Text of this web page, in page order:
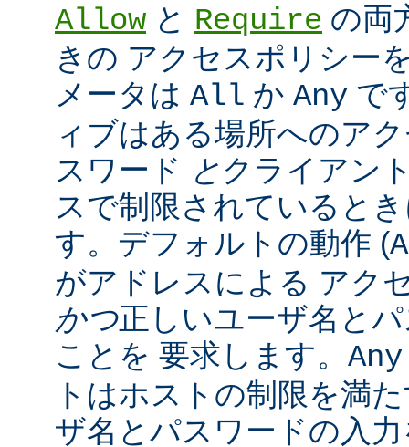
Allow と Require の両
きの アクセスポリシー
メータは All か Any で
ィブはある場所へのア
スワード とクライアン
スで制限されていると
す。デフォルトの動作 (
がアドレスによる アク
かつ正しいユーザ名と
ことを 要求します。 Any
トはホストの制限を満
ザ名とパスワードの入